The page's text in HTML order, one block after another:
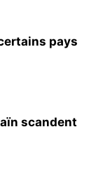
pays
scandent